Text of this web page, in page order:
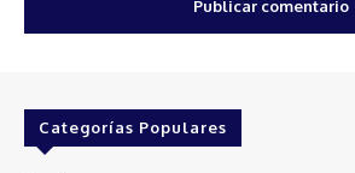
Categorías Populares